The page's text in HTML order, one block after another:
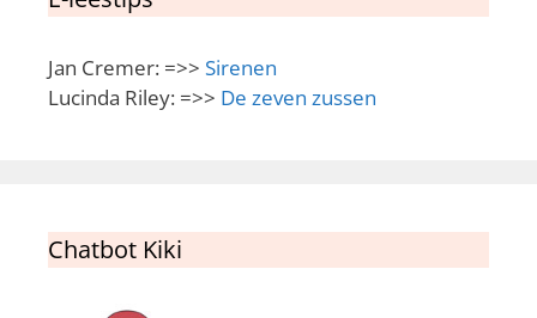
Jan Cremer: =>> Sirenen
Lucinda Riley: =>> De zeven zussen
Chatbot Kiki